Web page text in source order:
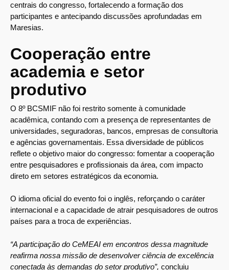
centrais do congresso, fortalecendo a formação dos
participantes e antecipando discussões aprofundadas em
Maresias.
Cooperação entre
academia e setor
produtivo
O 8º BCSMIF não foi restrito somente à comunidade
acadêmica, contando com a presença de representantes de
universidades, seguradoras, bancos, empresas de consultoria
e agências governamentais. Essa diversidade de públicos
reflete o objetivo maior do congresso: fomentar a cooperação
entre pesquisadores e profissionais da área, com impacto
direto em setores estratégicos da economia.
O idioma oficial do evento foi o inglês, reforçando o caráter
internacional e a capacidade de atrair pesquisadores de outros
países para a troca de experiências.
“A participação do CeMEAI em encontros dessa magnitude
reafirma nossa missão de desenvolver ciência de excelência
conectada às demandas do setor produtivo”, concluiu